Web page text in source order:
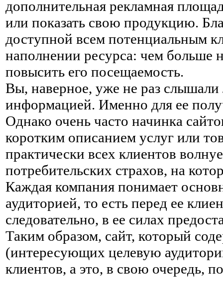
дополнительная рекламная
или показать свою продукцию.
доступной всем потенциальным
наполнении ресурса: чем больше
повысить его посещаемость.
Вы, наверное, уже не раз
информацией. Именно для ее
Однако очень часто начинка
коротким описанием услуг или
практически всех клиентов
потребительских страхов, на
Каждая компания понимает
аудиторией, то есть перед ее
следовательно, в ее силах
Таким образом, сайт, который
(интересующих целевую
клиентов, а это, в свою очередь,